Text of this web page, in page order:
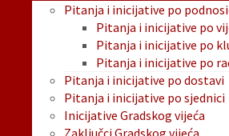
Pitanja i inicijative po
Pitanja i inicijative po
Pitanja i inicijative po
Pitanja i inicijative po
Pitanja i inicijative po dostavi
Pitanja i inicijative po sjednici
Inicijative Gradskog vijeća